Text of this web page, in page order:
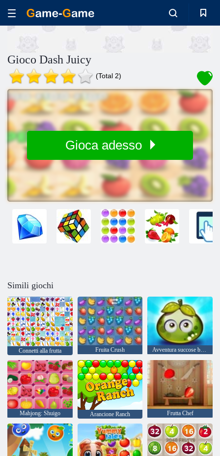
Gioco Dash Juicy
(Total 2)
Gioca adesso
Simili giochi
Connetti alla frutta Fruita Crush Avventura succose bacche
Mahjong: Shuigo Arancione Ranch Frutta Chef